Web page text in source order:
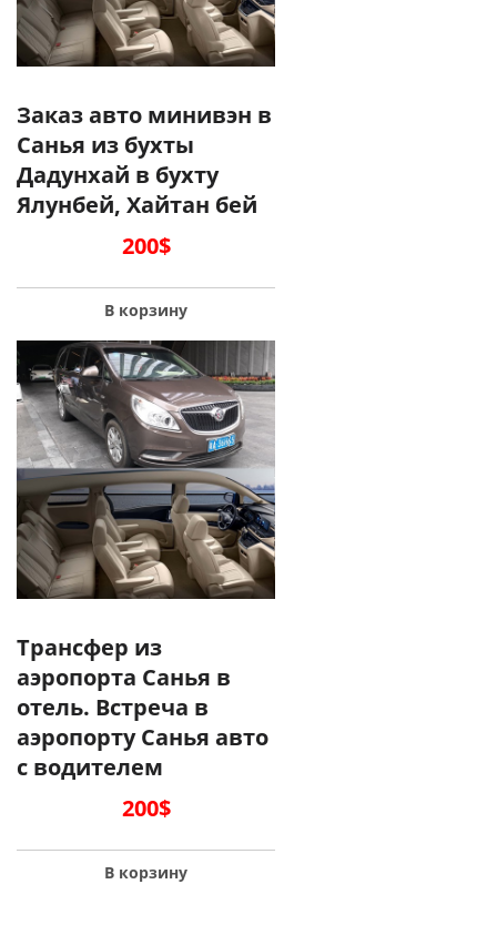
Заказ авто минивэн в
Санья из бухты
Дадунхай в бухту
Ялунбей, Хайтан бей
200$
В корзину
Трансфер из
аэропорта Санья в
отель. Встреча в
аэропорту Санья авто
с водителем
200$
В корзину